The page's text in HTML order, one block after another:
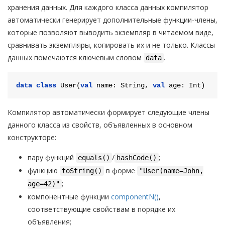
хранения данных. Для каждого класса данных компилятор
автоматически генерирует дополнительные функции-члены,
которые позволяют выводить экземпляр в читаемом виде,
сравнивать экземпляры, копировать их и не только. Классы
данных помечаются ключевым словом data .
data class User(val name: String, val age: Int
Компилятор автоматически формирует следующие члены
данного класса из свойств, объявленных в основном
конструкторе:
пару функций equals() / hashCode() ;
функцию toString() в форме
"User(name=John,
age=42)" ;
компонентные функции componentN(),
соответствующие свойствам в порядке их
объявления;